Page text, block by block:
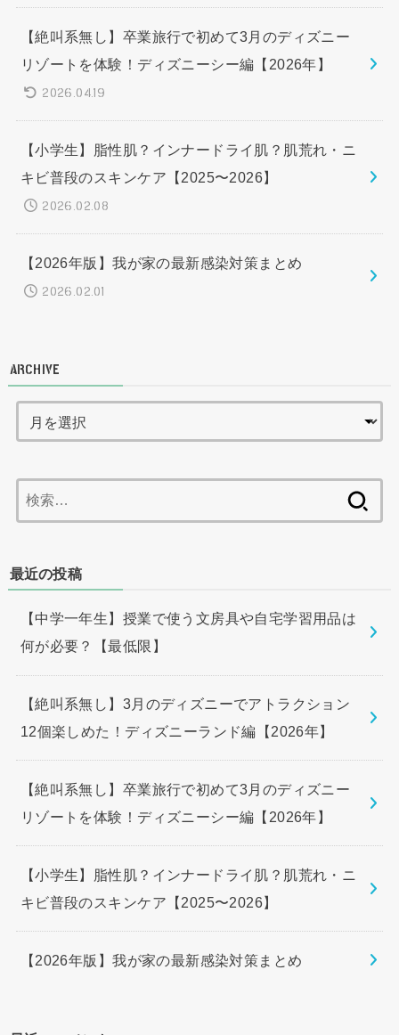
【絶叫系無し】卒業旅行で初めて3月のディズニー
リゾートを体験！ディズニーシー編【2026年】
2026.04.19
【小学生】脂性肌？インナードライ肌？肌荒れ・ニ
キビ普段のスキンケア【2025〜2026】
2026.02.08
【2026年版】我が家の最新感染対策まとめ
2026.02.01
ARCHIVE
索:
最近の投稿
【中学一年生】授業で使う文房具や自宅学習用品は
何が必要？【最低限】
【絶叫系無し】3月のディズニーでアトラクション
12個楽しめた！ディズニーランド編【2026年】
【絶叫系無し】卒業旅行で初めて3月のディズニー
リゾートを体験！ディズニーシー編【2026年】
【小学生】脂性肌？インナードライ肌？肌荒れ・ニ
キビ普段のスキンケア【2025〜2026】
【2026年版】我が家の最新感染対策まとめ